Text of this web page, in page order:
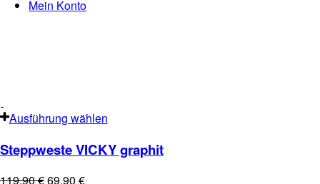
Mein Konto
Ausführung wählen
Steppweste VICKY graphit
119,90€69,90 €